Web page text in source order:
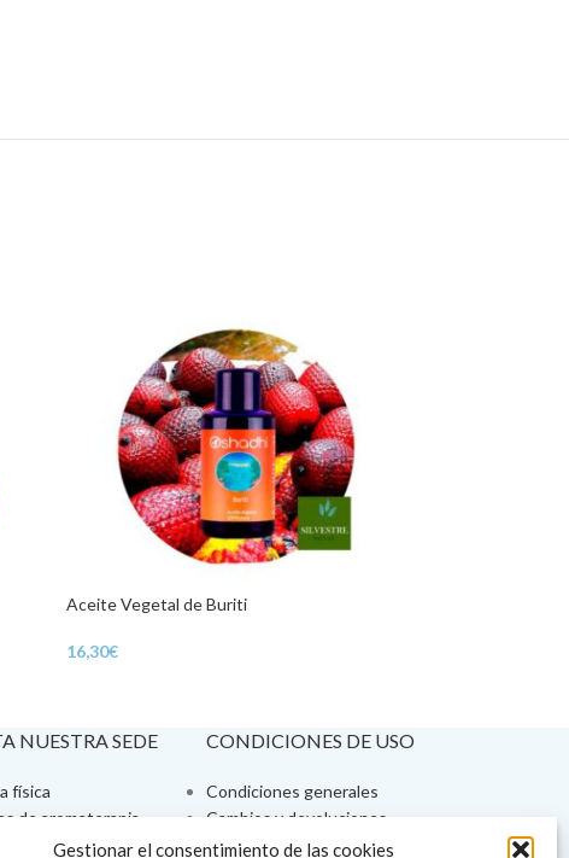
Gestionar el consentimiento de las cookies
Aceite Vegetal de Buriti
16,30€
NUESTRA SEDE
física
de aromaterapia
de belleza
CONDICIONES DE USO
Condiciones generales
Cambios y devoluciones
Formas de pago